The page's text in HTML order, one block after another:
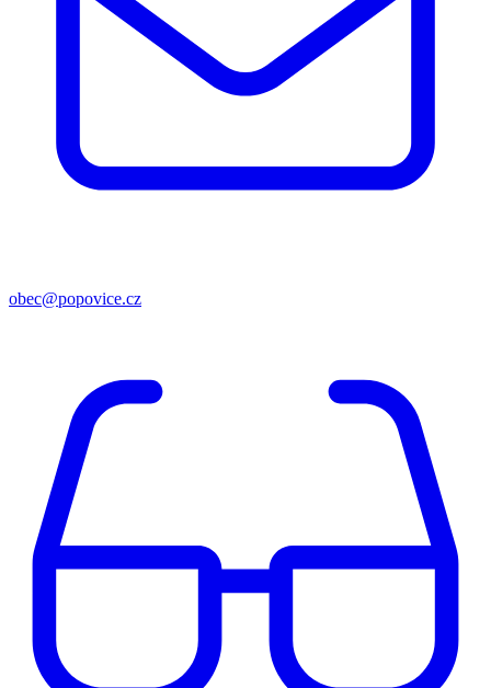
obec@popovice.cz